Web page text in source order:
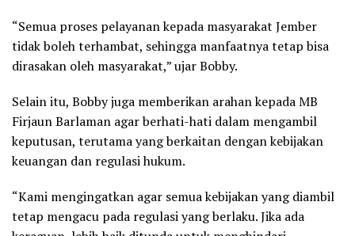
“Semua proses pelayanan kepada masyarakat Jember
tidak boleh terhambat, sehingga manfaatnya tetap bisa
dirasakan oleh masyarakat,” ujar Bobby.
Selain itu, Bobby juga memberikan arahan kepada MB
Firjaun Barlaman agar berhati-hati dalam mengambil
keputusan, terutama yang berkaitan dengan kebijakan
keuangan dan regulasi hukum.
“Kami mengingatkan agar semua kebijakan yang diambil
tetap mengacu pada regulasi yang berlaku. Jika ada